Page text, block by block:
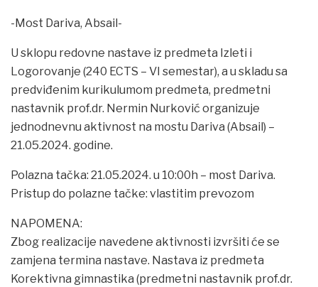
-Most Dariva, Absail-
U sklopu redovne nastave iz predmeta Izleti i
Logorovanje (240 ECTS – VI semestar), a u skladu sa
predviđenim kurikulumom predmeta, predmetni
nastavnik prof.dr. Nermin Nurković organizuje
jednodnevnu aktivnost na mostu Dariva (Absail) –
21.05.2024. godine.
Polazna tačka: 21.05.2024. u 10:00h – most Dariva.
Pristup do polazne tačke: vlastitim prevozom
NAPOMENA:
Zbog realizacije navedene aktivnosti izvršiti će se
zamjena termina nastave. Nastava iz predmeta
Korektivna gimnastika (predmetni nastavnik prof.dr.